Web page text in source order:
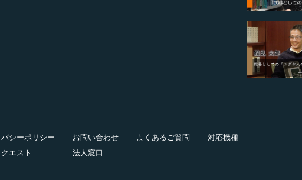
シーポリシー お問い合わせ よくあるご質問
対応機種
エスト 法人窓口